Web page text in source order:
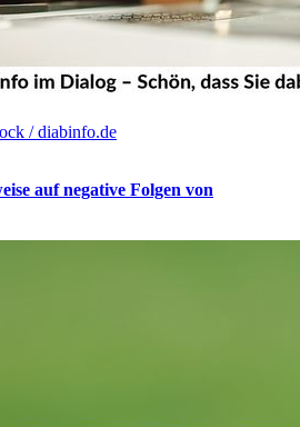
/ diabinfo.de
auf negative Folgen von